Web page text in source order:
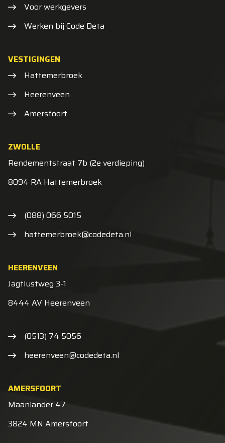
Voor werkgevers
Werken bij Code Deta
VESTIGINGEN
Hattemerbroek
Heerenveen
Amersfoort
ZWOLLE
Rendementstraat 7b (2e verdieping)
8094 RA Hattemerbroek
(088) 066 5015
hattemerbroek@codedeta.nl
HEERENVEEN
Jagtlustweg 3-1
8444 AV Heerenveen
(0513) 74 5056
heerenveen@codedeta.nl
AMERSFOORT
Maanlander 47
3824 MN Amersfoort